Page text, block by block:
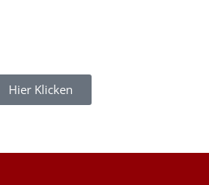
Hier Klicken